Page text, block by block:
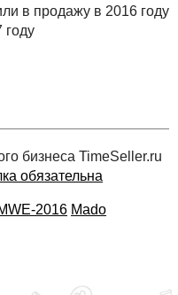
в продажу в 2016 году
году
бизнеса TimeSeller.ru
обязательна
2016 Mado